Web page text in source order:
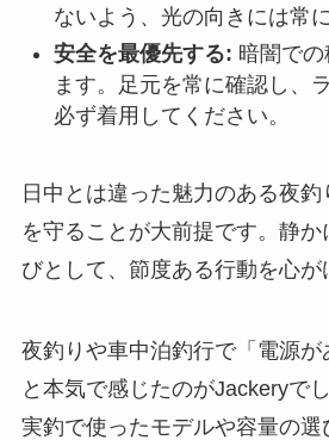
ないよう、光の向きには常
安全を最優先する: 暗闇で
ます。足元を常に確認し、
必ず着用してください。
日中とは違った魅力のある夜
を守ることが大前提です。静
びとして、節度ある行動を心が
夜釣りや車中泊釣行で「電源が
と本気で感じたのがJackeryでし
実釣で使ったモデルや容量の